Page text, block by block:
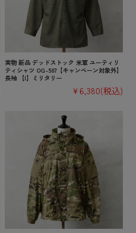
実物 新品 デッドストック 米軍 ユーティリ
ティシャツ OG-507【キャンペーン対象外】
長袖 【I】ミリタリー
¥6,380(税込)